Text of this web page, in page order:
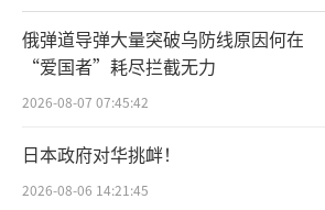
俄弹道导弹大量突破乌防线原因何在
“爱国者”耗尽拦截无力
2026-08-07 07:45:42
日本政府对华挑衅！
2026-08-06 14:21:45